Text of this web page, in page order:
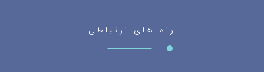
راه های ارتباطی